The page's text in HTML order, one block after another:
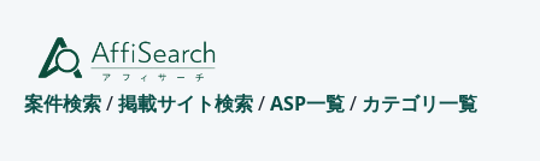
案件検索/掲載サイト検索/ASP一覧/ カテゴリ一覧